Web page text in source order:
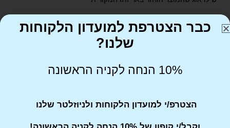
כבר הצטרפת למועדון הלקוחות
שלנו?
10% הנחה לקניה הראשונה
הצטרפ/י למועדון הלקוחות ולניוזלטר שלנו